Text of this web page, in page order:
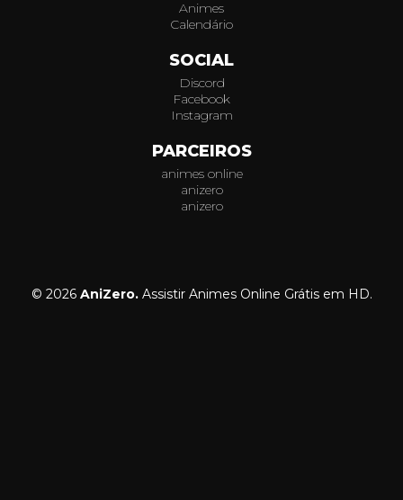
Animes
Calendário
SOCIAL
Discord
Facebook
Instagram
PARCEIROS
animes online
anizero
anizero
© 2026 AniZero.Assistir Animes Online Grátis em HD.